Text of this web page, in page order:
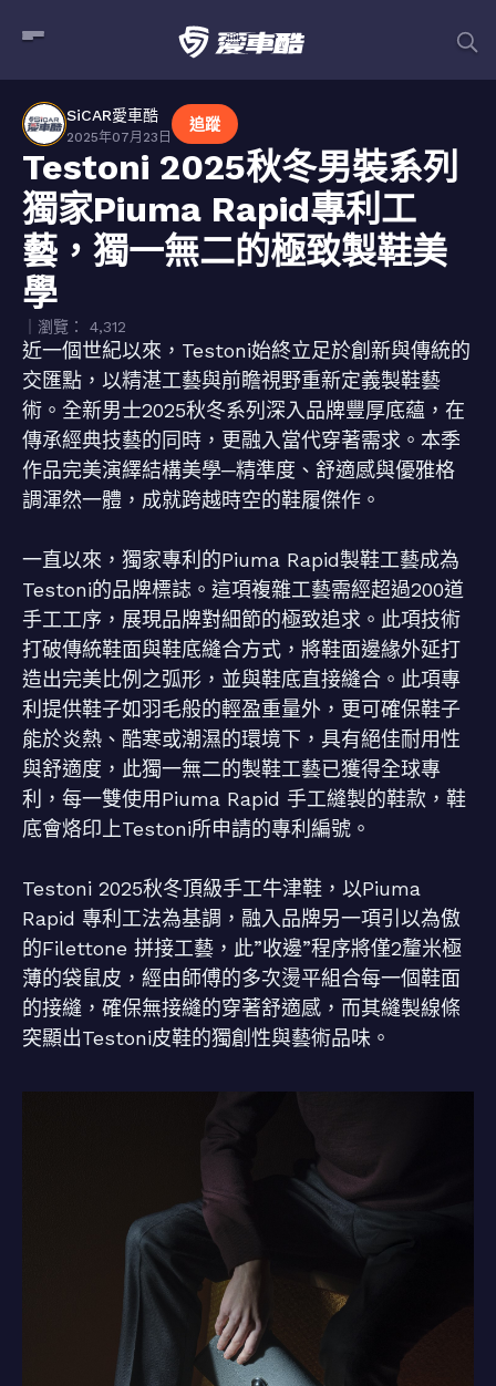
SiCAR愛車酷
2025年07月23日
追蹤
Testoni 2025秋冬男裝系列
獨家Piuma Rapid專利工
藝，獨一無二的極致製鞋美
學
｜瀏覽： 4,312
近一個世紀以來，Testoni始終立足於創新與傳統的
交匯點，以精湛工藝與前瞻視野重新定義製鞋藝
術。全新男士2025秋冬系列深入品牌豐厚底蘊，在
傳承經典技藝的同時，更融入當代穿著需求。本季
作品完美演繹結構美學─精準度、舒適感與優雅格
調渾然一體，成就跨越時空的鞋履傑作。
一直以來，獨家專利的Piuma Rapid製鞋工藝成為
Testoni的品牌標誌。這項複雜工藝需經超過200道
手工工序，展現品牌對細節的極致追求。此項技術
打破傳統鞋面與鞋底縫合方式，將鞋面邊緣外延打
造出完美比例之弧形，並與鞋底直接縫合。此項專
利提供鞋子如羽毛般的輕盈重量外，更可確保鞋子
能於炎熱、酷寒或潮濕的環境下，具有絕佳耐用性
與舒適度，此獨一無二的製鞋工藝已獲得全球專
利，每一雙使用Piuma Rapid 手工縫製的鞋款，鞋
底會烙印上Testoni所申請的專利編號。
Testoni 2025秋冬頂級手工牛津鞋，以Piuma
Rapid 專利工法為基調，融入品牌另一項引以為傲
的Filettone 拼接工藝，此”收邊”程序將僅2釐米極
薄的袋鼠皮，經由師傅的多次燙平組合每一個鞋面
的接縫，確保無接縫的穿著舒適感，而其縫製線條
突顯出Testoni皮鞋的獨創性與藝術品味。